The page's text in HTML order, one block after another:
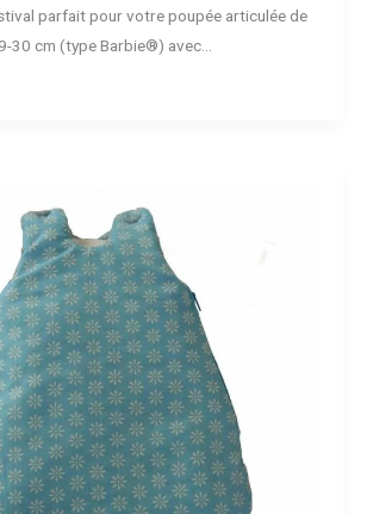
parfait pour votre poupée articulée de
30 cm (type Barbie®) avec...